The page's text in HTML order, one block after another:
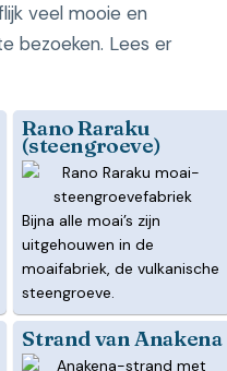
veel mooie en
bezoeken. Lees er
Rano Raraku
(steengroeve)
Bijna alle moai’s zijn
uitgehouwen in de
moaifabriek, de vulkanische
steengroeve.
Strand van Anakena